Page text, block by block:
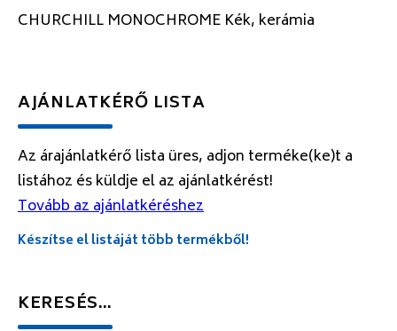
CHURCHILL MONOCHROME Kék, kerámia
AJÁNLATKÉRŐ LISTA
Az árajánlatkérő lista üres, adjon terméke(ke)t a
listához és küldje el az ajánlatkérést!
Tovább az ajánlatkéréshez
Készítse el listáját több termékből!
KERESÉS…